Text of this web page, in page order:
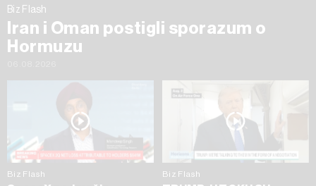
Biz Flash
Iran i Oman postigli sporazum o
Hormuzu
Biz Flash Biz Flash